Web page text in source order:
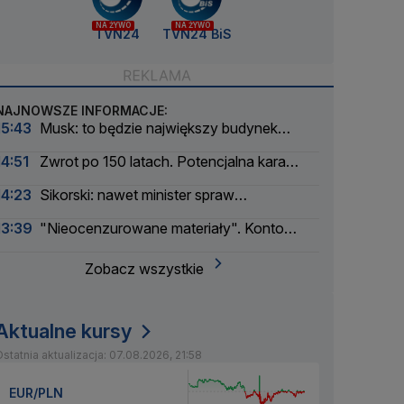
NA ŻYWO
TVN24
NA ŻYWO
TVN24 BiS
INFORMACJE:
Musk: to będzie największy budynek
Zwrot po 150 latach. Potencjalna kara
Sikorski: nawet minister spraw
"Nieocenzurowane materiały". Konto
Zobacz wszystkie
kursy
aktualizacja: 07.08.2026, 21:58
EUR/PLN